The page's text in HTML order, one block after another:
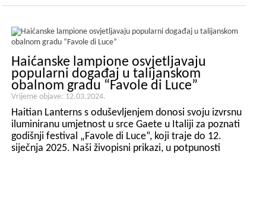
Udruga rodnih gradova Huaxian u Panami (Hu...
Haićanske lampione osvjetljavaju
popularni događaj u talijanskom
obalnom gradu “Favole di Luce”
Vrijeme objave: 12.03.2024.
Haitian Lanterns s oduševljenjem donosi svoju izvrsnu
iluminiranu umjetnost u srce Gaete u Italiji za poznati
godišnji festival „Favole di Luce“, koji traje do 12.
siječnja 2025. Naši živopisni prikazi, u potpunosti